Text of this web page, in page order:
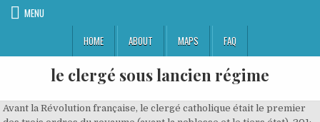
MENU
HOME
ABOUT MAPS FAQ
le clergé sous lancien régime
Avant la Révolution française, le clergé catholique était le premier des trois ordres du royaume (avant la noblesse et le tiers état). 301: Symptômes révolutionnaires . Si l’Église catholique était riche et puissante, il existait quand même un grand déséquilibre dans les situations individuelles des membres du clergé. Histoire du droit « La société d’Ancien Régime, une société bloquée? Le clergé catholique avait à sa charge l'état civil, l'assistance aux pauvres et aux malades, l'enseignement. La démographie Une population nombreuse mais fragile La disette. Le clergé régulier était très riche mais le tiers de ses revenus était distribué à des commendataires (qui bien souvent ne résidaient pas et pour certains n'étaient même pas des religieux). Le clergé et la noblesse, ordres privilégiés, n'en payent pas ou s'en sont déchargés, et ont le droit d'en lever. Les privilèges et les fortes différences de richesse dessinent les contours d'une société inégalitaire entre les ordres et à l'intérieur de chaque ordre. A l'audience, il plaide devant la cour et " vide son sac ". Les paysans sous l`Ancien Régime publicité Les paysans sous l’Ancien Régime Les paysans font partie du tiers état dont ils constituent env. L'exemple ďune cure aux xviie et xviiť siècles. Le roi, le clergé, tous étaient unanimes à en reconnaître la nécessité. Les Français et le Roi sous l’Ancien-Régime Christophe Dickès • 24 février 2020 Cours d'Histoire , Histoire Moderne , Roi de France , Rois de France , Sociétés modernes Pour écouter l’émission, appuyez sur la touche “Ecouter” ci-dessous ou téléchargez le fichier audio … Il n'y a donc pas un clergé, mais plusieurs, en fonction des différentes mouvances religieuses. Une réflexion décapante sur nos pratiques politiques. Les poinçons Français sous l'ancien régime de 1272 à 1672 Jusqu'à la fin du XVIII ème , l'argenterie jouait un double rôle: ostentatoire : les pièces d'orfèvrerie savamment présentées sur les étagères de "dressoirs" monumentaux témoignaient de la fortune et du rang du maître de maison. D'ailleurs, si l'Ancien Régime était si mauvais, survivrait-il encore, sous tant de formes, dans nos institutions actuelles ? v v v v v v v ¾ ¾ ¾ „ B ¾ ¾ ¾ B ¾ ¾ ¾ ª ª ª ª ª ª ÿÿÿÿ Le clergé sous l’Ancien Régime Le premier ordre social qui compte entre 150 000 et 200 000 hommes et femmes (donc moins de 1 % de la population totale). Si vous êtes fan de lecture depuis des années, découvrez sans plus tarder toutes nos offres et nos bonnes affaires exceptionnelles pour l'acquisition d'un produit Le Clergé Sous L'ancien Régime. Un auteur comme le maréchal Vauban consacrait son œuvre à la réforme de limpôt, et conseillait la création dune dîme royale (qui est le titre de son livre), cest-à-dire dun impôt proportion… Certains se consacraient à la méditation et à la prière, d'autres à l'assistance aux malades, aux pauvres, aux enfants, d'autres encore à l'éducation. C’est une lecture originale de notre Histoire en citations , revue (mais pas corrigée !) ã On peut distinguer 3 types d'impôts : les impôts royaux; les impôts seigneuriaux; les impôts du clergé *FREE* shipping on qualifying offers. L'ouvrage fut représenté à l'Opéra sous le titrede le VatMeat; ~t:)!~dMe au mois de novembre 1842. Le clergé sous l’Ancien Régime. Le clergé doit porter des robes ecclésiastiques en rouge, en violet et en or. Le clergé français tirait ses revenus de son immense propriété foncière (terres et immeubles), de ses placements financiers et de la perception de la dîme (impôt institué par Charlemagne, à la fin du VIIIe siècle). 273: Les fautes des vainqueurs . Le premier ordre social qui compte entre 150 000 et 200 000 hommes et femmes (donc moins de 1 % de la population. è LE CLERGÉ DE SÉGOVIE DANS LA CRISE DE L'ANCIEN RÉGIME ESPAGNOL Gérard DUFOUR Université d'Aix-en-Provence Principale victime de la disparition de l'Ancien Régime dont la desa­ mortización sonne le glas, le clergé joue un rôle capital dans la crise qui accompagne l'agonie de cet ancien Régime comme l'ont démontré - entre â Sur un territoire qui, vers 1700, atteint un demi-million de km 2, la population de la France oscille autour de 20 millions d'habitants entre 1550 et 1750.Elle fait ensuite un bond jusqu’à 28 millions d’habitants environ vers 1789 : c'est le pays le plus peuplé d'Europe. Une cinquantaine d’exemples vont nous aider à cerner le phénomène, en une mini-série à deux épisodes - sous l’Ancien Régime et de la Révolution à nos jours. Cette caste était très diversifiée. de réserve monétaire : elles pouvaient être fondues et… Sous l'Ancien Régime, les fonctions de justice, de réglementation et d'administration se cumulent. ^ ÷ò÷èÚË½Ú±Ú±Ú¨±ÚËÚ�ÚËÚ±ÚËÚ‘Ú¨‘�‘�r�`r� "h´%™ h*XĞ 5�CJ H* aJ mHsH hnX‰ h*XĞ 5�>*H* mHsHhYCK h*XĞ CJ H* aJ mHsHhYCK h*XĞ H* mHsHh*XĞ 5�H* mHsH h*XĞ H* mHsHh$c h*XĞ H* mHsHhnX‰ h*XĞ 5�H* mHsH h$c h*XĞ 5�>*H* mHsHh$c h*XĞ 5�H* mHsH h$c h*XĞ 5�H* h*XĞ H* h$c h*XĞ H* % ! Il comptait environ 120 000 personnes. Dernière modification de cette page le 7 décembre 2020 à 13:23. ... La population était subdivisée en trois états : le clergé, la noblesse et le tiers état, les autres, les sujets ! Dissertation de 6 pages en histoire & philosophie du droit : La fabrication de la loi sous l'Ancien Régime. Le prêtre de 88 ans a souffert presque trois décennies de torture, d’emprisonnement et de travaux forcés sous le joug du régime communiste de l’Albanie du XXème siècle. La société de l'Ancien Régime est composée de trois ordres dont les fonctions sont différentes : le clergé prie, la noblesse combat et le tiers-état travaille. Au sein de la societe d'Ancien Regime, le clerge etait officiellement depuis 1695 le premier ordre de l'Etat, celui qui avait la primaute sur la No blesse et sur le Tiers-Etat, place privilegiee qu'il devait pour une bonne part a sa haute anciennete de beaucoup anterieure a 1'insuujection des dynasties me-rovingiennes et carolingiennes. Wagner était pauvre, il accepta ie marché. 1 print : etching, hand-colored ; 34.2 x 29.7 cm (plate), 45.3 x 34.3 cm (sheet) | Cartoon shows Louis XVI, a bishop, and a member of the aristocracy riding on the back of a man, representing the people, who's blindfolded and in chains and crawling on his hands and knees. Le régime féodal est le système de relations entre les hommes qui repose sur le contrat vassalique et le fief. Ces commendataires étaient nommés par le roi. Mais ce qui séparait le haut clergé du bas clergé, ce n’était pas la richesse du coffre, de la basse-cour ou de la table, mais l’incommensurable distance créée par la naissance : un riche roturier n’était rien face à un évêque pauvre mais bien né ou à un abbé mitré. Et une contribution au débat jamais clos sur ce qui serait le meilleur système de gouvernement. LA SOCIÉTÉ SOUS L'ANCIEN RÉGIME ... archevêques et abbés, le plus souvent de famille noble, et un «bas clergé» plus proche du peuple sur le plan socio-économique malgré ses privilèges: curés, vicaires, diacres et clergé régulier (moines et nonnes). d f g ‘ ’ œ Ÿ ¡ ¢ Á Å Í Õ ä û R ] Š ‘ ë î ï ğ ÿ Il n'y a donc pas un clergé, mais plusieurs, en fonction des différentes mouvances religieuses. En France, sous lAncien Régime, la taille est un impôt direct, très impopulaire car les bourgeois des grandes villes, le clergé et la noblesse en sont affranchis. « Clergé français de l'Ancien Régime » expliqué aux enfants par Vikidia, l’encyclopédie junior, Pour en savoir plus sur le clergé d'Ancien régime, https://fr.vikidia.org/w/index.php?title=Clergé_français_de_l%27Ancien_Régime&oldid=1496574, Creative Commons Attribution-Share Alike 3.0. (par opposition, le Nouveau régime sera le système politique instauré sous la Révolution, basé sur l'égalité des citoyens, la séparation des pouvoirs et l'élection des assemblées législatives). 376: M de Montlosier . Le déjeuner (rompant le jeûne), pris au réveil jusqu’au XVII e siècle, est reporté à 12 ou 13 heures au XIX e siècle. Seul le Tiers-Etat est assujetti à l'impôt. 1 totale). 279: Le fantôme de lancien régime . Le contexte dans l’ancien régime féodal. Le haut-clergé était organisé en fonction du Concordat de Bologne de 1516, qui réservait les nominations au roi. 386: ... Lunion de toutes les gauches 1828 . 90 %. Pierre PIERRARD, Histoire des curés de campagne (ISBN 2863740857). De la même manière que le tiers état comptait des bourgeois souvent aisés, la noblesse n'était pas toujours riche. Quand le dossier est prêt, le procureur (avocat) dit : " l'affaire est dans le sac ". La confusion des pouvoirs. » Introduction: Le terme « Ancien régime » a été utilisé pour la première fois par Mirabeau en 1790 pour désigner à la fois l’ancienne forme du régime politique c‘est à dire la monarchie absolue de droit divin (Bossuet) et la société fondée sur les 3 ordres qu‘il rejette. En France au XVIIIe siècle seule le catholicisme était autorisé.. Avant la Révolution française, le clergé catholique était le premier des trois ordres du royaume (avant la noblesse et le tiers état). La magistrature et le clergé . 286: Les alliés de la gauche . Il y avait environ 25 000 religieux et 40 000 religieuses. Par tradition ceci correspondait avec ceux qui prie